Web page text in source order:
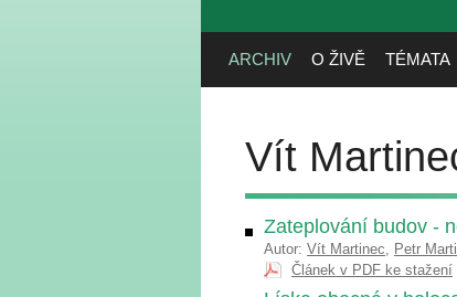
ARCHIV O ŽIVĚ TÉMATA
Vít
Zateplování budov -
Autor: Vít Martinec, Petr
Článek v PDF ke stažení